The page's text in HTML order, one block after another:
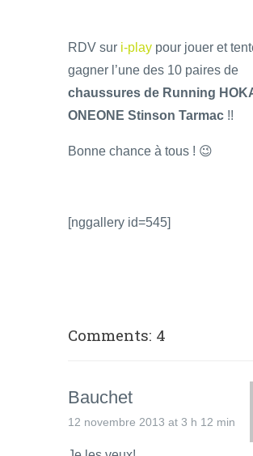
RDV sur i-play pour jouer et
gagner l’une des 10 paires de
chaussures de Running
ONEONE Stinson Tarmac !!
Bonne chance à tous ! 😉
[nggallery id=545]
Comments: 4
Bauchet
12 novembre 2013 at 3 h 12 min